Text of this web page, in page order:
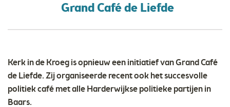
Grand Café de Liefde
Kerk in de Kroeg is opnieuw een initiatief van Grand Café
de Liefde. Zij organiseerde recent ook het succesvolle
politiek café met alle Harderwijkse politieke partijen in
Baars.